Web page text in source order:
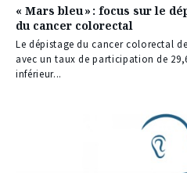
« Mars bleu » : focus sur le
du cancer colorectal
Le dépistage du cancer colorectal
avec un taux de participation de
inférieur...